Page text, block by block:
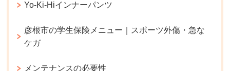
Yo-Ki-Hiインナーパンツ
彦根市の学生保険メニュー｜スポーツ外傷・急な
ケガ
メンテナンスの必要性